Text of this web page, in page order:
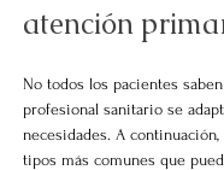
atención
No todos los pacientes
profesional sanitario se
necesidades. A
tipos más comunes que